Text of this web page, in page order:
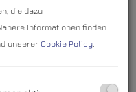
die dazu
Informationen finden
unserer Cookie Policy